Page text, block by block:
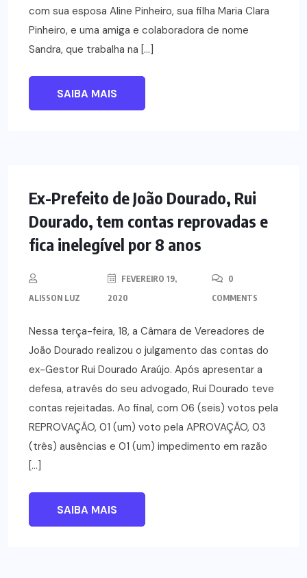
com sua esposa Aline Pinheiro, sua filha Maria Clara
Pinheiro, e uma amiga e colaboradora de nome
Sandra, que trabalha na […]
SAIBA MAIS
POLÍTICA
Ex-Prefeito de João Dourado, Rui
Dourado, tem contas reprovadas e
fica inelegível por 8 anos
ALISSON LUZ
FEVEREIRO 19,
2020
0
COMMENTS
Nessa terça-feira, 18, a Câmara de Vereadores de
João Dourado realizou o julgamento das contas do
ex-Gestor Rui Dourado Araújo. Após apresentar a
defesa, através do seu advogado, Rui Dourado teve
contas rejeitadas. Ao final, com 06 (seis) votos pela
REPROVAÇÃO, 01 (um) voto pela APROVAÇÃO, 03
(três) ausências e 01 (um) impedimento em razão
[…]
SAIBA MAIS